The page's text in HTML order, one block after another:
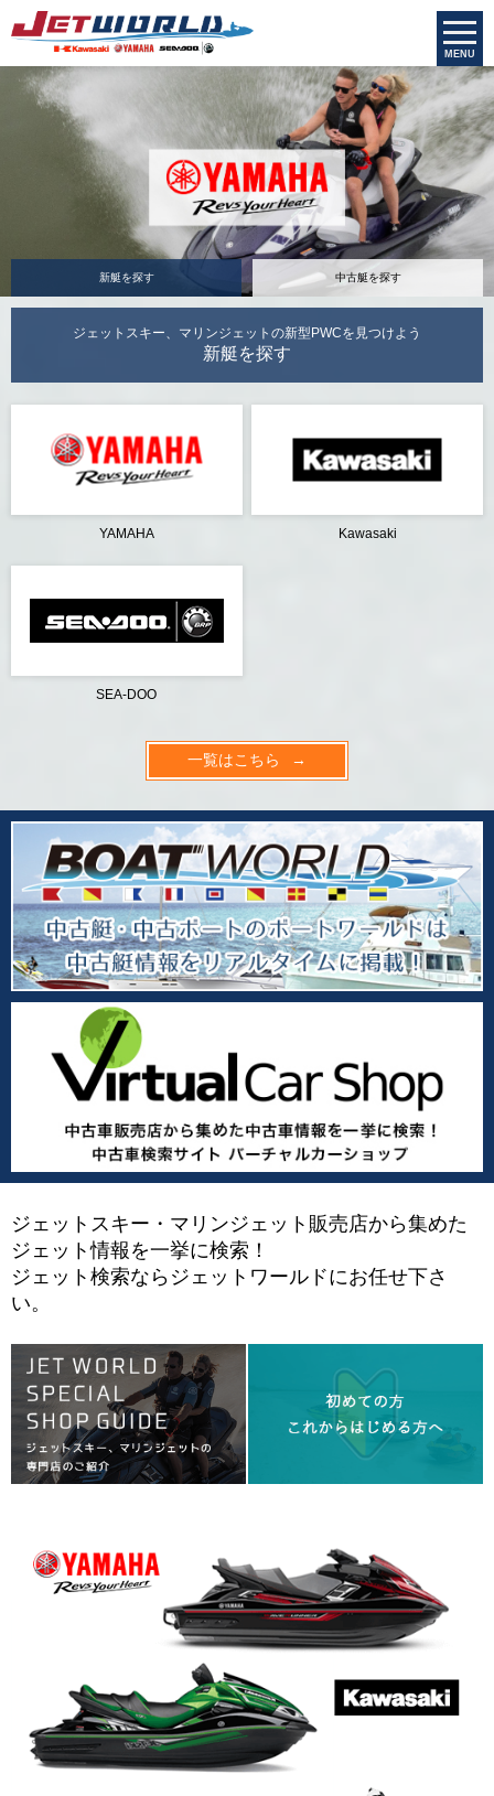
MENU
新艇を探す 中古艇を探す
ジェットスキー、マリンジェットの新型PWCを見つけよう
新艇を探す
YAMAHA Kawasaki
SEA-DOO
一覧はこちら
ジェットスキー・マリンジェット販売店から集めた
ジェット情報を一挙に検索！
ジェット検索ならジェットワールドにお任せ下さ
い。